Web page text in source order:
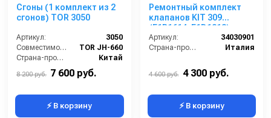
Сгоны (1 комплект из 2
сгонов) TOR 3050
Артикул:
3050
Совместимость:
TOR JH-660
Страна-производитель:
Китай
8 200 руб. 7 600 руб.
⚡ В корзину
Ремонтный комплект
клапанов KIT 309
(E1B1614, E1D1813)
Артикул:
34030901
Страна-производитель:
Италия
4 600 руб. 4 300 руб.
⚡ В корзину